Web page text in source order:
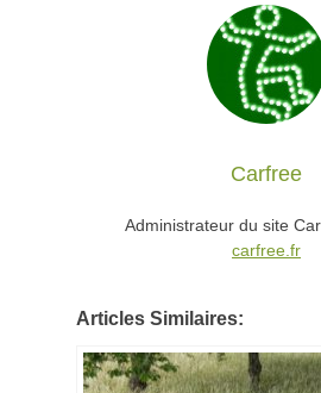
Carfree
Administrateur du site
carfree.fr
Articles Similaires: